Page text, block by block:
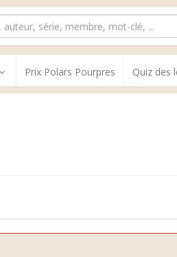
Prix Polars Pourpres Quiz des